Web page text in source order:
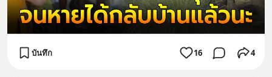
บันทึก 16 4